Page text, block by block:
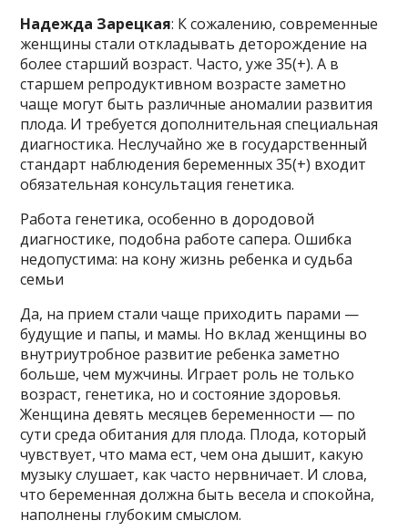
Надежда Зарецкая: К сожалению, современные
женщины стали откладывать деторождение на
более старший возраст. Часто, уже 35(+). А в
старшем репродуктивном возрасте заметно
чаще могут быть различные аномалии развития
плода. И требуется дополнительная специальная
диагностика. Неслучайно же в государственный
стандарт наблюдения беременных 35(+) входит
обязательная консультация генетика.
Работа генетика, особенно в дородовой
диагностике, подобна работе сапера. Ошибка
недопустима: на кону жизнь ребенка и судьба
семьи
Да, на прием стали чаще приходить парами —
будущие и папы, и мамы. Но вклад женщины во
внутриутробное развитие ребенка заметно
больше, чем мужчины. Играет роль не только
возраст, генетика, но и состояние здоровья.
Женщина девять месяцев беременности — по
сути среда обитания для плода. Плода, который
чувствует, что мама ест, чем она дышит, какую
музыку слушает, как часто нервничает. И слова,
что беременная должна быть весела и спокойна,
наполнены глубоким смыслом.